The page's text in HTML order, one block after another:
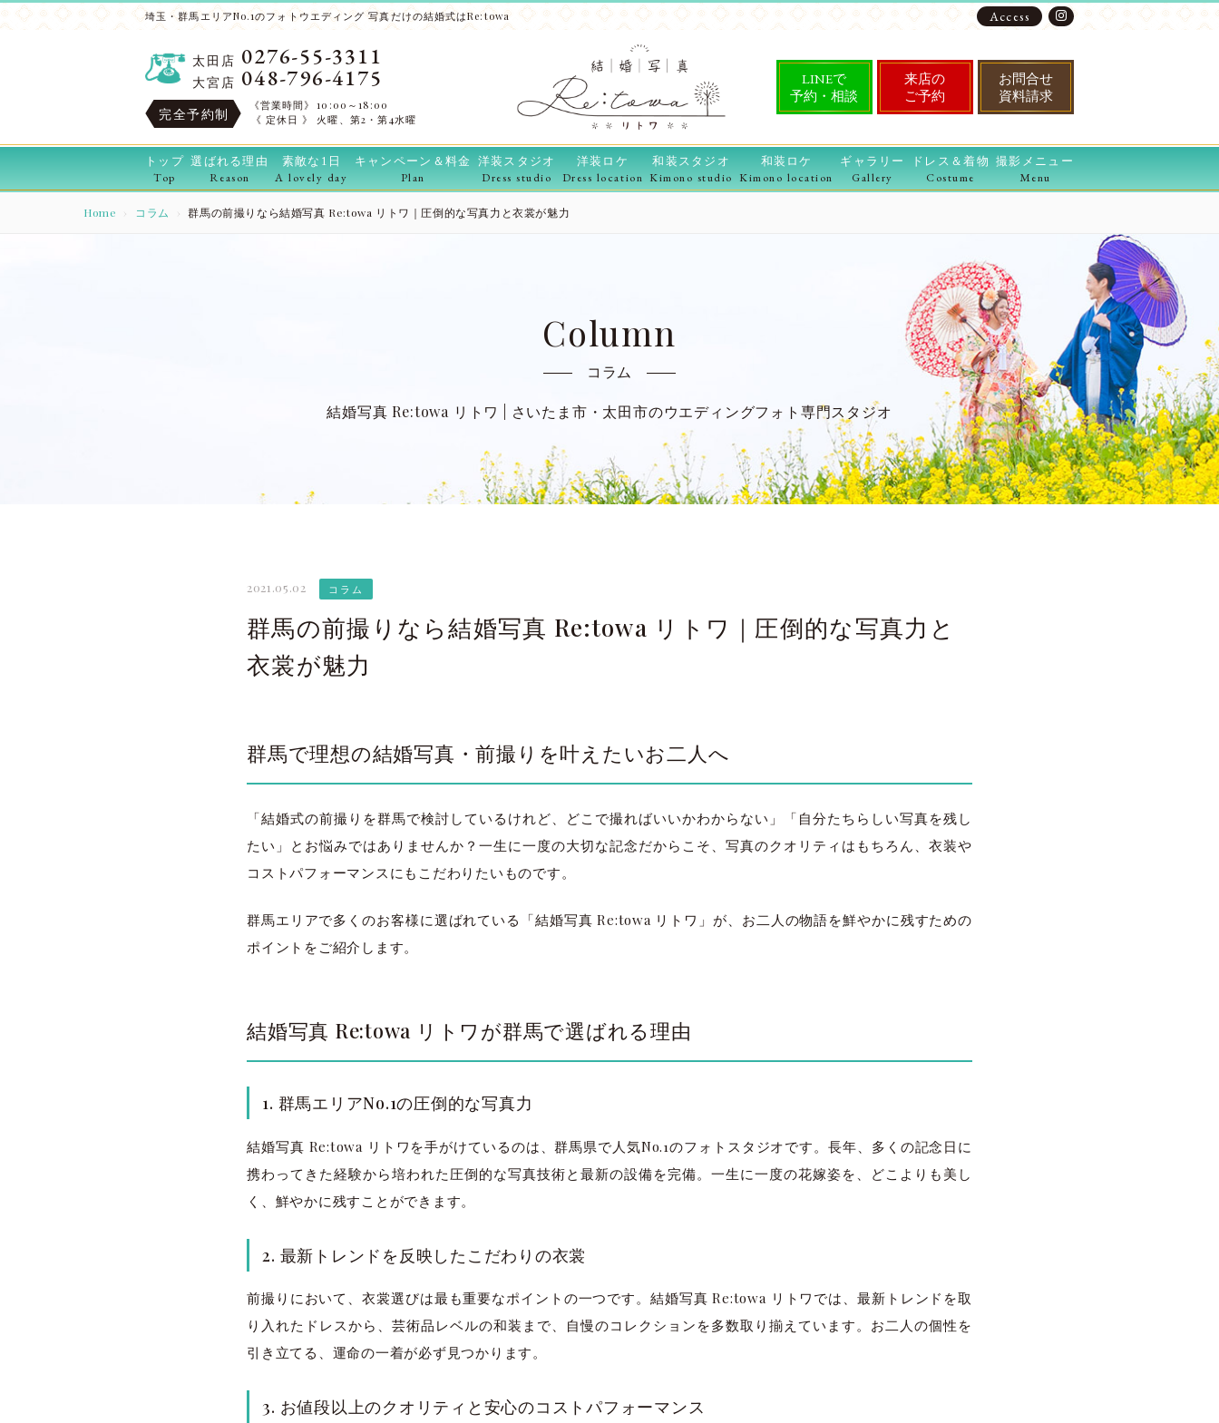
埼玉・群馬エリアNo.1のフォトウエディング 写真だけの結婚式はRe:towa Access
太田店 0276-55-3311
大宮店 048-796-4175
完全予約制
《営業時間》
10:00～18:00
《 定休日 》
火曜、第2・第4水曜
LINEで
予約・相談
来店の
ご予約
お問合せ
資料請求
トップ
Top
選ばれる理由
Reason
素敵な1日
A lovely day
キャンペーン＆料金
Plan
洋装スタジオ
Dress studio
洋装ロケ
Dress location
和装スタジオ
Kimono studio
和装ロケ
Kimono location
ギャラリー
Gallery
ドレス＆着物
Costume
撮影メニュー
Menu
Home コラム 群馬の前撮りなら結婚写真 Re:towa リトワ｜圧倒的な写真力と衣裳が魅力
Column
コラム
結婚写真 Re:towa リトワ さいたま市・太田市のウエディングフォト専門スタジオ
2021.05.02 コラム
群馬の前撮りなら結婚写真 Re:towa リトワ｜圧倒的な写真力と
衣裳が魅力
群馬で理想の結婚写真・前撮りを叶えたいお二人へ
「結婚式の前撮りを群馬で検討しているけれど、どこで撮ればいいかわからない」「自分たちらしい写真を残し
たい」とお悩みではありませんか？一生に一度の大切な記念だからこそ、写真のクオリティはもちろん、衣装や
コストパフォーマンスにもこだわりたいものです。
群馬エリアで多くのお客様に選ばれている「結婚写真 Re:towa リトワ」が、お二人の物語を鮮やかに残すための
ポイントをご紹介します。
結婚写真 Re:towa リトワが群馬で選ばれる理由
1. 群馬エリアNo.1の圧倒的な写真力
結婚写真 Re:towa リトワを手がけているのは、群馬県で人気No.1のフォトスタジオです。長年、多くの記念日に
携わってきた経験から培われた圧倒的な写真技術と最新の設備を完備。一生に一度の花嫁姿を、どこよりも美し
く、鮮やかに残すことができます。
2. 最新トレンドを反映したこだわりの衣裳
前撮りにおいて、衣裳選びは最も重要なポイントの一つです。結婚写真 Re:towa リトワでは、最新トレンドを取
り入れたドレスから、芸術品レベルの和装まで、自慢のコレクションを多数取り揃えています。お二人の個性を
引き立てる、運命の一着が必ず見つかります。
3. お値段以上のクオリティと安心のコストパフォーマンス